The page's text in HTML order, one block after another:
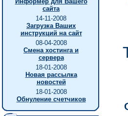
сайта
14-11-2008
Загрузка Ваших
инструкций на сайт
08-04-2008
Смена хостинга и
сервера
18-01-2008
Новая рассылка
новостей
18-01-2008
Обнуление счетчиков